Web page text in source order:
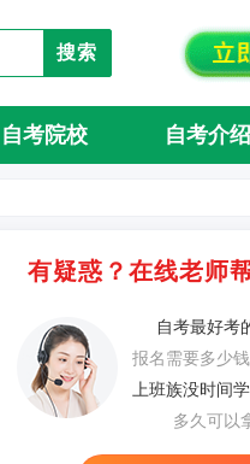
搜索
自考院校 自考介绍
有疑惑？在线老师
自考最好考
报名需要多少钱
上班族没时间
多久可以